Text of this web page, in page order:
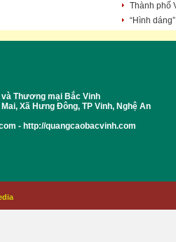
Thành phố
“Hình
Thương mại Bắc Vinh
Xã Hưng Đông, TP Vinh, Nghệ An
- http://quangcaobacvinh.com